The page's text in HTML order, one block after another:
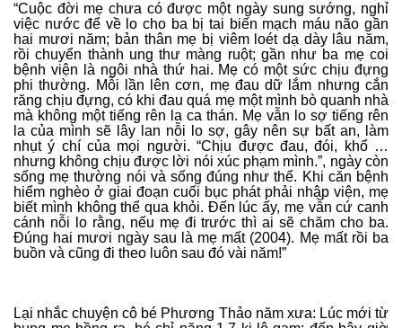
“Cuộc đời mẹ chưa có được một ngày sung sướng, nghỉ
việc nước để về lo cho ba bị tai biến mạch máu não gần
hai mươi năm; bản thân mẹ bị viêm loét dạ dày lâu năm,
rồi chuyển thành ung thư màng ruột; gần như ba mẹ coi
bệnh viện là ngôi nhà thứ hai. Mẹ có một sức chịu đựng
phi thường. Mỗi lần lên cơn, mẹ đau dữ lắm nhưng cắn
răng chịu đựng, có khi đau quá mẹ một mình bò quanh nhà
mà không một tiếng rên la ca thán. Mẹ vẫn lo sợ tiếng rên
la của mình sẽ lây lan nỗi lo sợ, gây nên sự bất an, làm
nhụt ý chí của mọi người. “Chịu được đau, đói, khổ …
nhưng không chịu được lời nói xúc phạm mình.”, ngày còn
sống mẹ thường nói và sống đúng như thế. Khi căn bệnh
hiểm nghèo ở giai đoạn cuối bục phát phải nhập viện, mẹ
biết mình không thể qua khỏi. Đến lúc ấy, mẹ vẫn cứ canh
cánh nỗi lo rằng, nếu mẹ đi trước thì ai sẽ chăm cho ba.
Đúng hai mươi ngày sau là mẹ mất (2004). Mẹ mất rồi ba
buồn và cũng đi theo luôn sau đó vài năm!”
Lại nhắc chuyện cô bé Phương Thảo năm xưa: Lúc mới từ